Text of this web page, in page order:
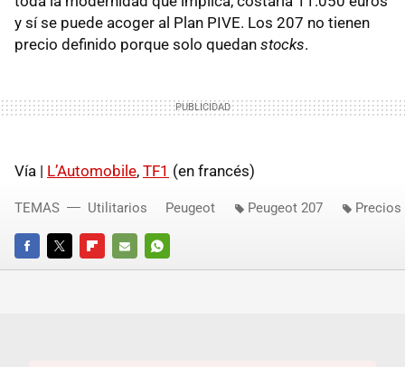
y sí se puede acoger al Plan PIVE. Los 207 no tienen
precio definido porque solo quedan stocks.
Vía | L’Automobile, TF1 (en francés)
FACEBOOKTWITTERFLIPBOARD
E-
WHATSAPP
TEMAS Utilitarios Peugeot Peugeot 207